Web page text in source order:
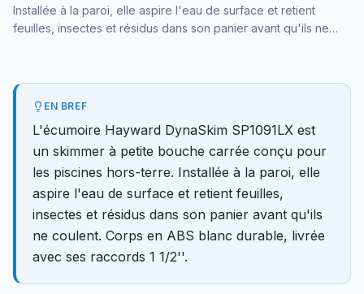
Installée à la paroi, elle aspire l'eau de surface et retient
feuilles, insectes et résidus dans son panier avant qu'ils ne
EN BREF
L'écumoire Hayward DynaSkim SP1091LX est
un skimmer à petite bouche carrée conçu pour
les piscines hors-terre. Installée à la paroi, elle
aspire l'eau de surface et retient feuilles,
insectes et résidus dans son panier avant qu'ils
ne coulent. Corps en ABS blanc durable, livrée
avec ses raccords 1 1/2''.